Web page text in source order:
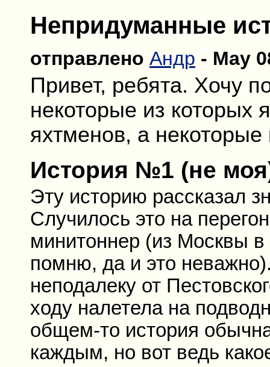
Непридуманные
отправлено Андр - May
Привет, ребята. Хочу
некоторые из которых
яхтменов, а
История №1 (не
Эту историю рассказал
Случилось это на
минитоннер (из Москвы в
помню, да и это
неподалеку от
ходу налетела на
общем-то история
каждым, но вот ведь